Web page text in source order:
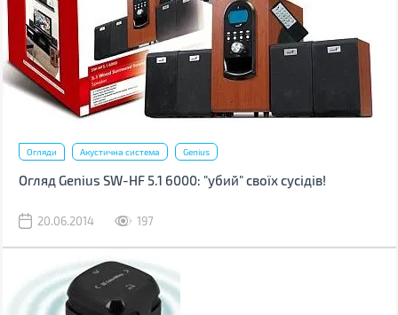
Огляди Акустична система Genius
Огляд Genius SW-HF 5.1 6000: "убий" своїх сусідів!
20.06.2014 197